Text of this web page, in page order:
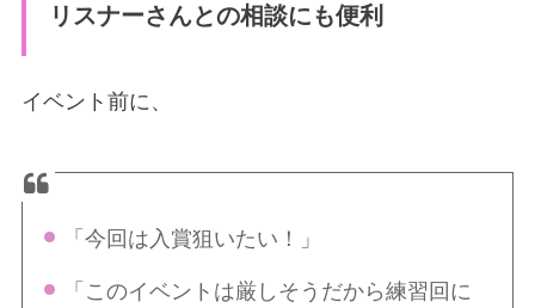
リスナーさんとの相談にも便利
イベント前に、
「今回は入賞狙いたい！」
「このイベントは厳しそうだから練習回に